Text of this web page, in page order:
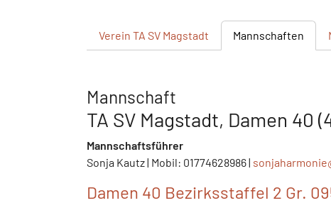
Verein TA SV Magstadt Mannschaften
Mannschaft
TA SV Magstadt, Damen 40
Mannschaftsführer
Sonja Kautz | Mobil: 01774628986 |
Damen 40 Bezirksstaffel 2 Gr.